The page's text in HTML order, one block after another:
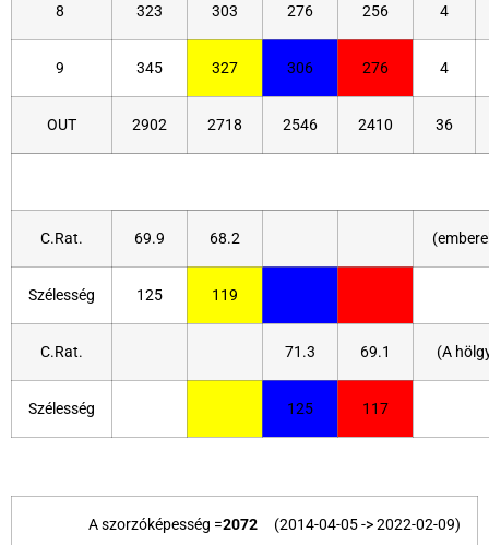
8 323 303 276 256 4
9 345 327 306 276 4
OUT 2902 2718 2546 2410 36
C.Rat. 69.9 68.2
Szélesség 125 119
C.Rat. 71.3 69.1 (A
Szélesség 125 117
A szorzóképesség =2072 (2014-04-05 -> 2022-02-09)